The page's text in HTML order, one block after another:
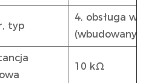
typ
4, obsługa
(wbudowany
10 kΩ